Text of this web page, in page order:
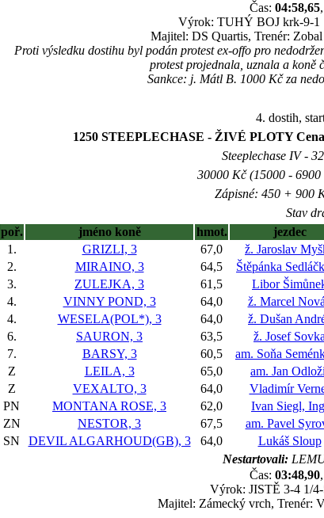
Čas: 04:58,65
Výrok: TUHÝ BOJ krk-9-1
Majitel: DS Quartis, Trenér:
Proti výsledku dostihu byl podán protest ex-offo pro
protest projednala, uznala a
Sankce: j. Mátl B. 1000 Kč za
4. dostih,
1250 STEEPLECHASE - ŽIVÉ PLOTY
Steeplechase IV -
30000 Kč (15000 -
Zápisné: 450 + 900
Stav
poř.
jméno koně hmot. jezdec
1.
GRIZLI, 3 67,0 ž. Jaroslav
2.
MIRAINO, 3 64,5 Štěpánka
3.
ZULEJKA, 3 61,5 Libor
4.
VINNY POND, 3 64,0 ž. Marcel
4.
WESELA(POL*), 3 64,0 ž. Dušan
6.
SAURON, 3 63,5 ž. Josef Sovka
7.
BARSY, 3 60,5 am. Soňa
Z
LEILA, 3 65,0 am. Jan
Z
VEXALTO, 3 64,0 Vladimír
PN
MONTANA ROSE, 3 62,0 Ivan Siegl,
ZN
NESTOR, 3 67,5 am. Pavel
SN
DEVIL ALGARHOUD(GB), 3 64,0 Lukáš Sloup
Nestartovali:
Čas: 03:48,90
Výrok: JISTĚ 3-4 1/4-
Majitel: Zámecký vrch, Trenér: